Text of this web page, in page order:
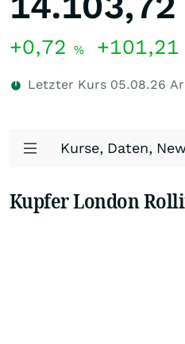
+0,72 % +101,21
Letzter Kurs 05.08.26
Kurse, Daten,
Kupfer London